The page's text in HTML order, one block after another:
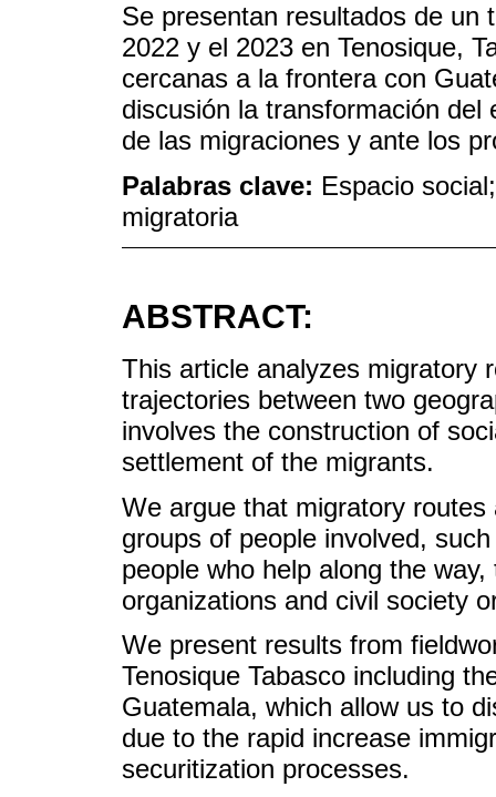
Se presentan resultados de un
2022 y el 2023 en Tenosique,
cercanas a la frontera con
discusión la transformación
de las migraciones y ante los
Palabras clave: Espacio
migratoria
ABSTRACT:
This article analyzes migratory
trajectories between two
involves the construction of
settlement of the migrants.
We argue that migratory
groups of people involved,
people who help along the
organizations and civil society
We present results from
Tenosique Tabasco including
Guatemala, which allow us to
due to the rapid increase
securitization processes.